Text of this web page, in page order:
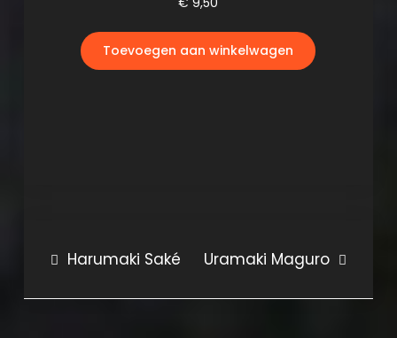
Toevoegen aan winkelwagen
Bericht
Harumaki Saké Uramaki Maguro